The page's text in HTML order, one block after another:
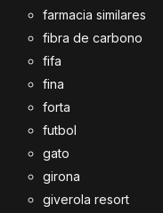
farmacia similares
fibra de carbono
fifa
fina
forta
futbol
gato
girona
giverola resort